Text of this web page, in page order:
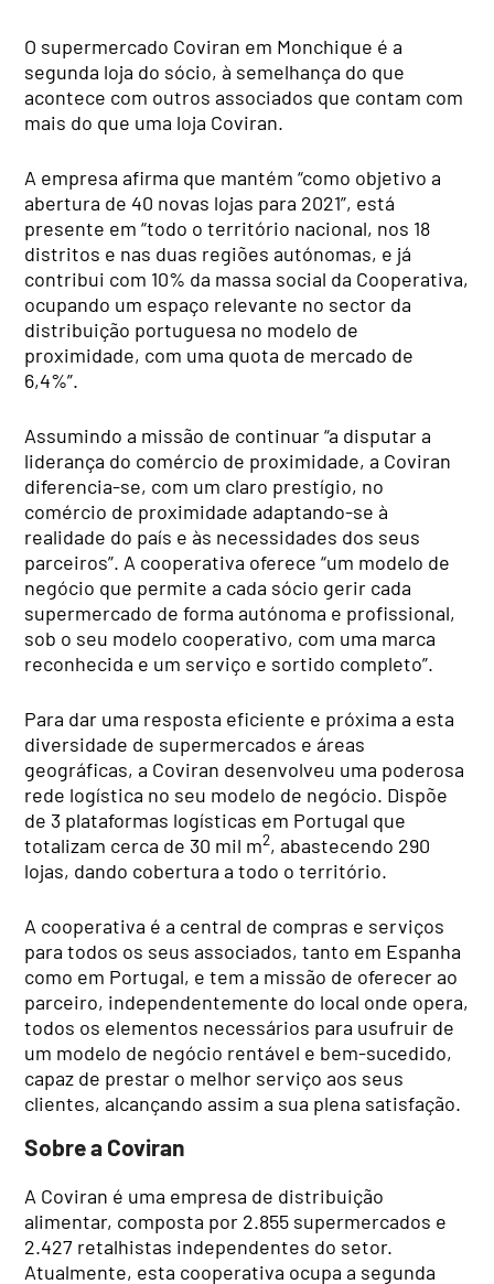
O supermercado Coviran em Monchique é a
segunda loja do sócio, à semelhança do que
acontece com outros associados que contam com
mais do que uma loja Coviran.
A empresa afirma que mantém “como objetivo a
abertura de 40 novas lojas para 2021”, está
presente em “todo o território nacional, nos 18
distritos e nas duas regiões autónomas, e já
contribui com 10% da massa social da Cooperativa,
ocupando um espaço relevante no sector da
distribuição portuguesa no modelo de
proximidade, com uma quota de mercado de
6,4%”.
Assumindo a missão de continuar “a disputar a
liderança do comércio de proximidade, a Coviran
diferencia-se, com um claro prestígio, no
comércio de proximidade adaptando-se à
realidade do país e às necessidades dos seus
parceiros”. A cooperativa oferece “um modelo de
negócio que permite a cada sócio gerir cada
supermercado de forma autónoma e profissional,
sob o seu modelo cooperativo, com uma marca
reconhecida e um serviço e sortido completo”.
Para dar uma resposta eficiente e próxima a esta
diversidade de supermercados e áreas
geográficas, a Coviran desenvolveu uma poderosa
rede logística no seu modelo de negócio. Dispõe
de 3 plataformas logísticas em Portugal que
totalizam cerca de 30 mil m2, abastecendo 290
lojas, dando cobertura a todo o território.
A cooperativa é a central de compras e serviços
para todos os seus associados, tanto em Espanha
como em Portugal, e tem a missão de oferecer ao
parceiro, independentemente do local onde opera,
todos os elementos necessários para usufruir de
um modelo de negócio rentável e bem-sucedido,
capaz de prestar o melhor serviço aos seus
clientes, alcançando assim a sua plena satisfação.
Sobre a Coviran
A Coviran é uma empresa de distribuição
alimentar, composta por 2.855 supermercados e
2.427 retalhistas independentes do setor.
Atualmente, esta cooperativa ocupa a segunda